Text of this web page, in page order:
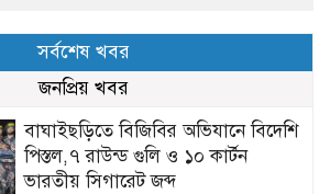
সর্বশেষ খবর
জনপ্রিয় খবর
বাঘাইছড়িতে বিজিবির অভিযানে বিদেশি
পিস্তল,৭ রাউন্ড গুলি ও ১০ কার্টন
ভারতীয় সিগারেট জব্দ